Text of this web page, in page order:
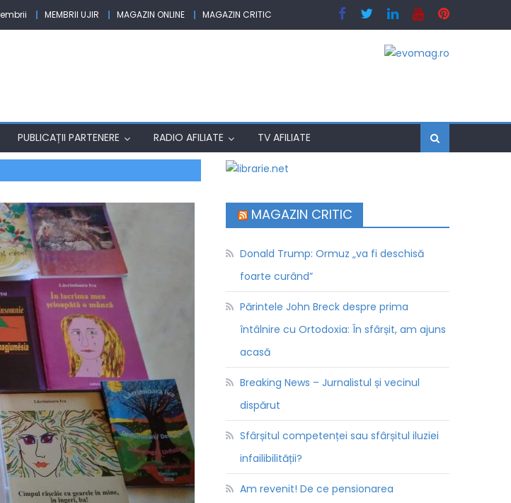
MEMBRII UJIR MAGAZIN ONLINE MAGAZIN CRITIC
PUBLICAȚII PARTENERE RADIO AFILIATE TV AFILIATE
MAGAZIN CRITIC
Donald Trump: Ormuz „va fi deschisă
foarte curând”
Părintele John Breck despre prima
întâlnire cu Ortodoxia: În sfârșit, am ajuns
acasă
Breaking News – Jurnalistul și vecinul
dispărut
Sfârșitul competenței sau sfârșitul iluziei
infailibilității?
Am revenit! De ce pensionarea